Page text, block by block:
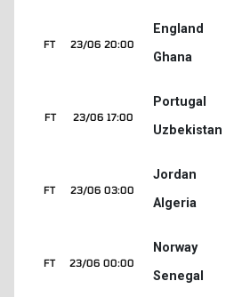
23/06 20:00
FT
England
Ghana
23/06 17:00
FT
Portugal
Uzbekistan
23/06 03:00
FT
Jordan
Algeria
23/06 00:00
FT
Norway
Senegal